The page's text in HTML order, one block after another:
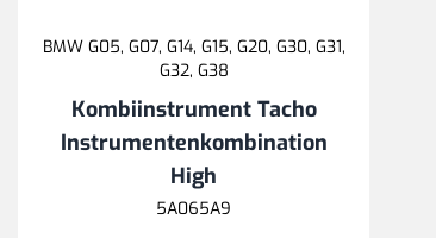
BMW G05, G07, G14, G15, G20, G30, G31,
G32, G38
Kombiinstrument Tacho
Instrumentenkombination
High
5A065A9